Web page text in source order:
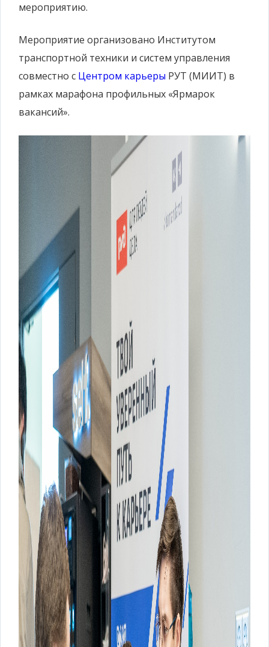
мероприятию.
Мероприятие организовано Институтом
транспортной техники и систем управления
совместно с Центром карьеры РУТ (МИИТ) в
рамках марафона профильных «Ярмарок
вакансий».